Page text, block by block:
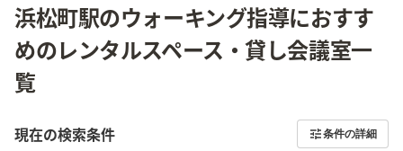
浜松町駅のウォーキング指導におすす
めのレンタルスペース・貸し会議室一
覧
現在の検索条件 条件の詳細